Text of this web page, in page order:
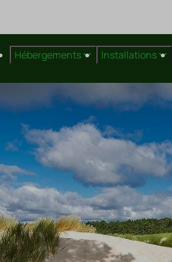
Hébergements Installations